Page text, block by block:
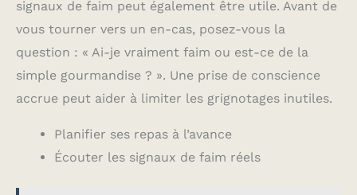
signaux de faim peut également être utile. Avant de
vous tourner vers un en-cas, posez-vous la
question : « Ai-je vraiment faim ou est-ce de la
simple gourmandise ? ». Une prise de conscience
accrue peut aider à limiter les grignotages inutiles.
Planifier ses repas à l’avance
Écouter les signaux de faim réels